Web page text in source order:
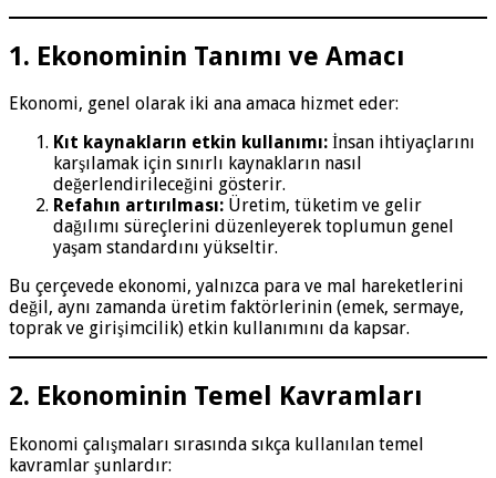
1. Ekonominin Tanımı ve Amacı
Ekonomi, genel olarak iki ana amaca hizmet eder:
Kıt kaynakların etkin kullanımı: İnsan ihtiyaçlarını
karşılamak için sınırlı kaynakların nasıl
değerlendirileceğini gösterir.
Refahın artırılması: Üretim, tüketim ve gelir
dağılımı süreçlerini düzenleyerek toplumun genel
yaşam standardını yükseltir.
Bu çerçevede ekonomi, yalnızca para ve mal hareketlerini
değil, aynı zamanda üretim faktörlerinin (emek, sermaye,
toprak ve girişimcilik) etkin kullanımını da kapsar.
2. Ekonominin Temel Kavramları
Ekonomi çalışmaları sırasında sıkça kullanılan temel
kavramlar şunlardır: